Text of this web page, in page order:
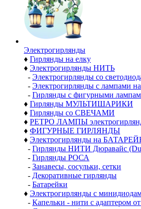
Электро­гирлянды
♦ Гирлянды на елку
♦ Электрогирлянды НИТЬ
- Электрогирлянды со
- Электрогирлянды с лампами
- Гирлянды с фигурными
♦ Гирлянды МУЛЬТИШАРИКИ
♦ Гирлянды со СВЕЧАМИ
♦ РЕТРО ЛАМПЫ
♦ ФИГУРНЫЕ ГИРЛЯНДЫ
♦ Электрогирлянды на
- Гирлянды НИТИ Дюравайс
- Гирлянды РОСА
- Занавесы, сосульки, сетки
- Декоративные гирлянды
- Батарейки
♦ Электрогирлянды с
- Капельки - нити с адаптером от